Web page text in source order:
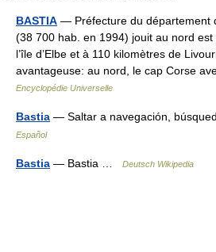
BASTIA — Préfecture du département
(38 700 hab. en 1994) jouit au nord est
l’île d’Elbe et à 110 kilomètres de
avantageuse: au nord, le cap Corse
Encyclopédie Universelle
Bastia — Saltar a navegación,
Español
Bastia — Bastia … Deutsch Wikipedia